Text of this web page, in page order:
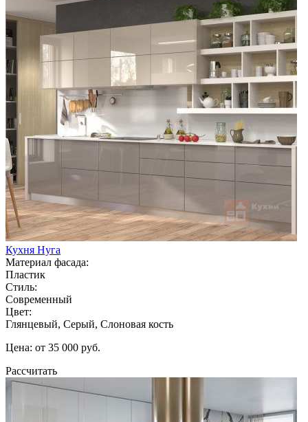
Кухня Нуга
Материал фасада:
Пластик
Стиль:
Современный
Цвет:
Глянцевый, Серый, Слоновая кость
Цена: от 35 000 руб.
Рассчитать